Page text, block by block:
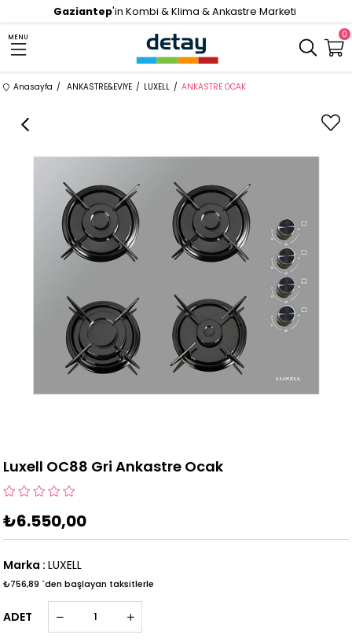
Gaziantep'in Kombi & Klima & Ankastre Marketi
MENU 0
Anasayfa ANKASTRE&EVİYE LUXELL ANKASTRE OCAK
Luxell OC88 Gri Ankastre Ocak
₺6.550,00
Marka : LUXELL
₺756,89 `den başlayan taksitlerle
ADET